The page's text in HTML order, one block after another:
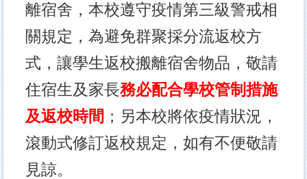
離宿舍，本校遵守疫情第三級警戒相
關規定，為避免群聚採分流返校方
式，讓學生返校搬離宿舍物品，敬請
住宿生及家長務必配合學校管制措施
及返校時間 ；另本校將依疫情狀況，
滾動式修訂返校規定，如有不便敬請
見諒。